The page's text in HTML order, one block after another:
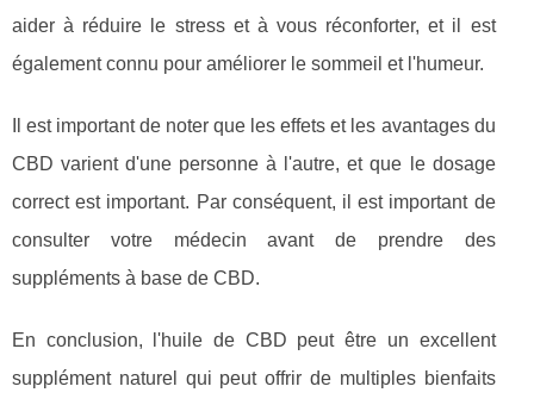
aider à réduire le stress et à vous réconforter, et il est
également connu pour améliorer le sommeil et l'humeur.
Il est important de noter que les effets et les avantages du
CBD varient d'une personne à l'autre, et que le dosage
correct est important. Par conséquent, il est important de
consulter votre médecin avant de prendre des
suppléments à base de CBD.
En conclusion, l'huile de CBD peut être un excellent
supplément naturel qui peut offrir de multiples bienfaits